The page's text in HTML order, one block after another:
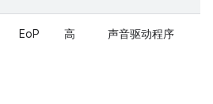
EoP 高 声音驱动程序